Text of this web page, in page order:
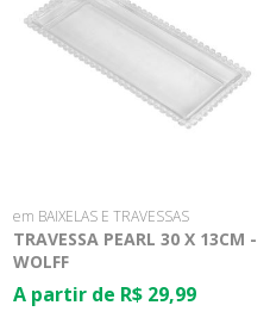
em BAIXELAS E TRAVESSAS
TRAVESSA PEARL 30 X 13CM -
WOLFF
A partir de R$ 29,99